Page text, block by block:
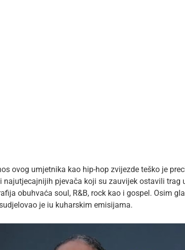
ovog umjetnika kao hip-hop zvijezde teško je
najutjecajnijih pjevača koji su zauvijek ostavili trag
obuhvaća soul, R&B, rock kao i gospel. Osim
je iu kuharskim emisijama.